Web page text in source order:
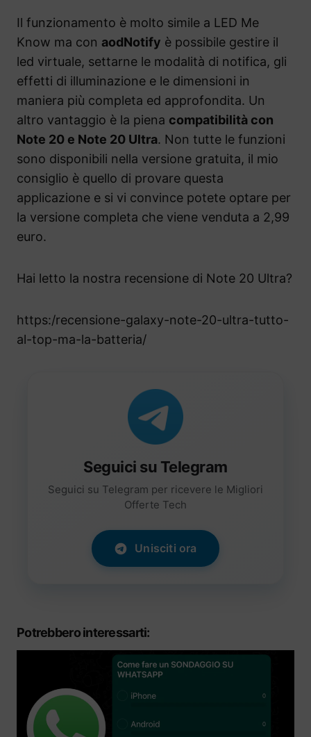
Il funzionamento è molto simile a LED Me
Know ma con aodNotify è possibile gestire il
led virtuale, settarne le modalità di notifica, gli
effetti di illuminazione e le dimensioni in
maniera più completa ed approfondita. Un
altro vantaggio è la piena compatibilità con
Note 20 e Note 20 Ultra. Non tutte le funzioni
sono disponibili nella versione gratuita, il mio
consiglio è quello di provare questa
applicazione e si vi convince potete optare per
la versione completa che viene venduta a 2,99
euro.
Hai letto la nostra recensione di Note 20 Ultra?
https:/recensione-galaxy-note-20-ultra-tutto-
al-top-ma-la-batteria/
Seguici su Telegram
Seguici su Telegram per ricevere le Migliori
Offerte Tech
Unisciti ora
Potrebbero interessarti: